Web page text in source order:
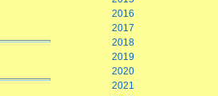
2016
2017
2018
2019
2020
2021